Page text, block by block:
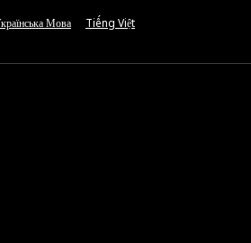
Мова Tiếng Việt